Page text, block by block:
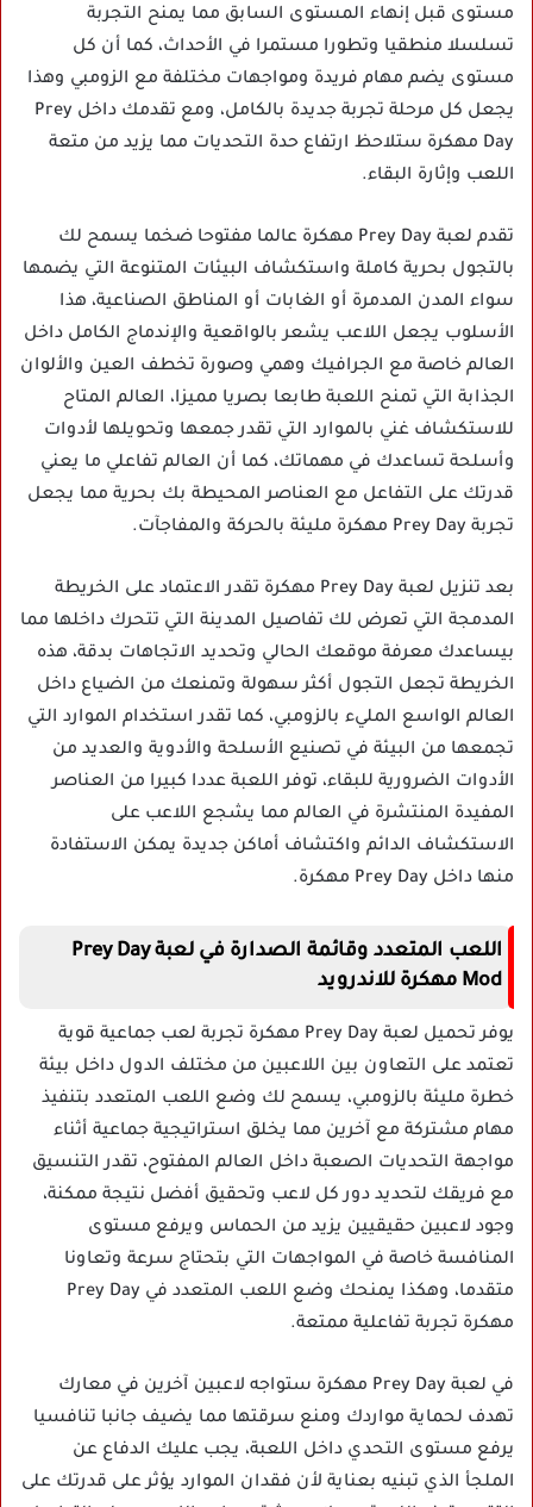
مستوى قبل إنهاء المستوى السابق مما يمنح التجربة
تسلسلا منطقيا وتطورا مستمرا في الأحداث، كما أن كل
مستوى يضم مهام فريدة ومواجهات مختلفة مع الزومبي وهذا
يجعل كل مرحلة تجربة جديدة بالكامل، ومع تقدمك داخل Prey
Day مهكرة ستلاحظ ارتفاع حدة التحديات مما يزيد من متعة
اللعب وإثارة البقاء.
تقدم لعبة Prey Day مهكرة عالما مفتوحا ضخما يسمح لك
بالتجول بحرية كاملة واستكشاف البيئات المتنوعة التي يضمها
سواء المدن المدمرة أو الغابات أو المناطق الصناعية، هذا
الأسلوب يجعل اللاعب يشعر بالواقعية والإندماج الكامل داخل
العالم خاصة مع الجرافيك وهمي وصورة تخطف العين والألوان
الجذابة التي تمنح اللعبة طابعا بصريا مميزا، العالم المتاح
للاستكشاف غني بالموارد التي تقدر جمعها وتحويلها لأدوات
وأسلحة تساعدك في مهماتك، كما أن العالم تفاعلي ما يعني
قدرتك على التفاعل مع العناصر المحيطة بك بحرية مما يجعل
تجربة Prey Day مهكرة مليئة بالحركة والمفاجآت.
بعد تنزيل لعبة Prey Day مهكرة تقدر الاعتماد على الخريطة
المدمجة التي تعرض لك تفاصيل المدينة التي تتحرك داخلها مما
بيساعدك معرفة موقعك الحالي وتحديد الاتجاهات بدقة، هذه
الخريطة تجعل التجول أكثر سهولة وتمنعك من الضياع داخل
العالم الواسع المليء بالزومبي، كما تقدر استخدام الموارد التي
تجمعها من البيئة في تصنيع الأسلحة والأدوية والعديد من
الأدوات الضرورية للبقاء، توفر اللعبة عددا كبيرا من العناصر
المفيدة المنتشرة في العالم مما يشجع اللاعب على
الاستكشاف الدائم واكتشاف أماكن جديدة يمكن الاستفادة
منها داخل Prey Day مهكرة.
اللعب المتعدد وقائمة الصدارة في لعبة Prey Day
Mod مهكرة للاندرويد
يوفر تحميل لعبة Prey Day مهكرة تجربة لعب جماعية قوية
تعتمد على التعاون بين اللاعبين من مختلف الدول داخل بيئة
خطرة مليئة بالزومبي، يسمح لك وضع اللعب المتعدد بتنفيذ
مهام مشتركة مع آخرين مما يخلق استراتيجية جماعية أثناء
مواجهة التحديات الصعبة داخل العالم المفتوح، تقدر التنسيق
مع فريقك لتحديد دور كل لاعب وتحقيق أفضل نتيجة ممكنة،
وجود لاعبين حقيقيين يزيد من الحماس ويرفع مستوى
المنافسة خاصة في المواجهات التي بتحتاج سرعة وتعاونا
متقدما، وهكذا يمنحك وضع اللعب المتعدد في Prey Day
مهكرة تجربة تفاعلية ممتعة.
في لعبة Prey Day مهكرة ستواجه لاعبين آخرين في معارك
تهدف لحماية مواردك ومنع سرقتها مما يضيف جانبا تنافسيا
يرفع مستوى التحدي داخل اللعبة، يجب عليك الدفاع عن
الملجأ الذي تبنيه بعناية لأن فقدان الموارد يؤثر على قدرتك على